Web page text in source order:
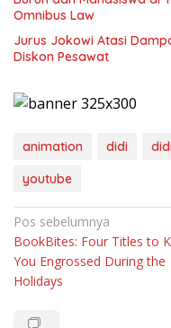
Omnibus Law
Jurus Jokowi Atasi
Diskon Pesawat
animation didi
youtube
Navigasi
pos
Pos sebelumnya
BookBites: Four Titles to
You Engrossed During the
Holidays